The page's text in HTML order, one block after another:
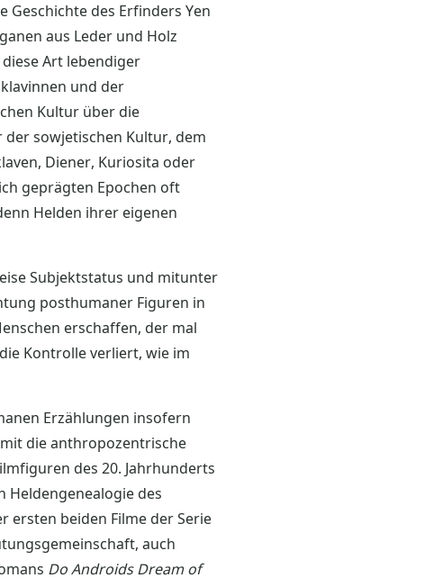
des Erfinders Yen
aus Leder und Holz
Art lebendiger
und der
Kultur über die
sowjetischen Kultur, dem
Diener, Kuriosita oder
geprägten Epochen oft
Helden ihrer eigenen
Subjektstatus und mitunter
posthumaner Figuren in
erschaffen, der mal
Kontrolle verliert, wie im
Erzählungen insofern
die anthropozentrische
des 20. Jahrhunderts
Heldengenealogie des
ersten beiden Filme der Serie
auch
Do Androids Dream of